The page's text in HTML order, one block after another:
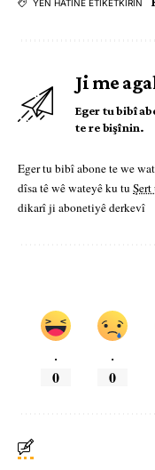
YÊN HATINE ÊTÎKETKIRIN
Ji me
Eger tu bibî
te re bişînin.
Eger tu bibî abone te we
dîsa tê wê wateyê ku tu Şert
dikarî ji abonetiyê derkevî
.
0
.
0